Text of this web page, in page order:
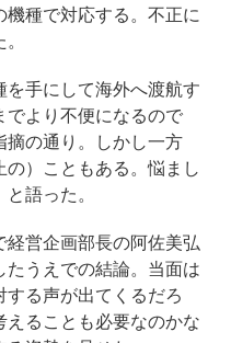
機種で対応する。不正に
手にして海外へ渡航す
でより不便になるので
の通り。しかし一方
）こともある。悩まし
語った。
営企画部長の阿佐美弘
うえでの結論。当面は
る声が出てくるだろ
えることも必要なのかな